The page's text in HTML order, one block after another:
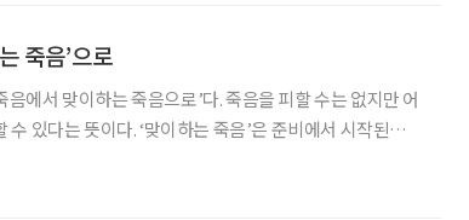
죽음’으로
에서 맞이하는 죽음으로’다. 죽음을 피할 수는 없지만 어
있다는 뜻이다. ‘맞이하는 죽음’은 준비에서 시작된다.